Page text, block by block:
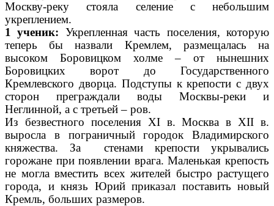
Москву-реку стояла селение с небольшим
укреплением.
1 ученик: Укрепленная часть поселения, которую
теперь бы назвали Кремлем, размещалась на
высоком Боровицком холме – от нынешних
Боровицких ворот до Государственного
Кремлевского дворца. Подступы к крепости с двух
сторон преграждали воды Москвы-реки и
Неглинной, а с третьей – ров.
Из безвестного поселения XI в. Москва в XII в.
выросла в пограничный городок Владимирского
княжества. За стенами крепости укрывались
горожане при появлении врага. Маленькая крепость
не могла вместить всех жителей быстро растущего
города, и князь Юрий приказал поставить новый
Кремль, больших размеров.